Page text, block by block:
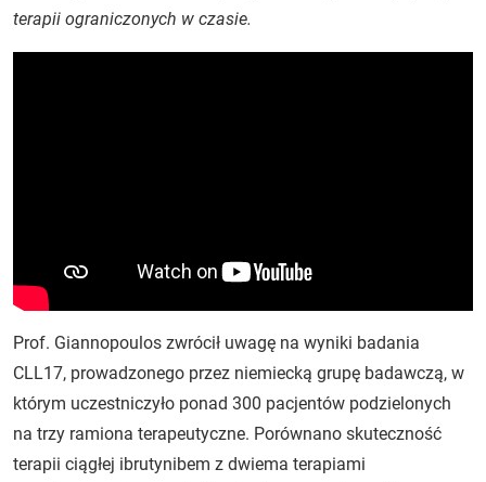
terapii ograniczonych w czasie.
Prof. Giannopoulos zwrócił uwagę na wyniki badania
CLL17, prowadzonego przez niemiecką grupę badawczą, w
którym uczestniczyło ponad 300 pacjentów podzielonych
na trzy ramiona terapeutyczne. Porównano skuteczność
terapii ciągłej ibrutynibem z dwiema terapiami